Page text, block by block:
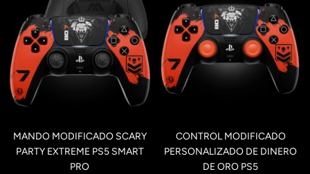
MANDO MODIFICADO SCARY
PARTY EXTREME PS5 SMART
PRO
CONTROL MODIFICADO
PERSONALIZADO DE DINERO
DE ORO PS5